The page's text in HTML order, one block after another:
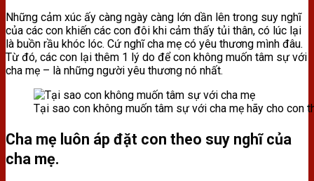
Những cảm xúc ấy càng ngày càng lớn dần lên trong suy nghĩ
của các con khiến các con đôi khi cảm thấy tủi thân, có lúc lại
là buồn rầu khóc lóc. Cứ nghĩ cha mẹ có yêu thương mình đâu.
Từ đó, các con lại thêm 1 lý do để con không muốn tâm sự với
cha mẹ – là những người yêu thương nó nhất.
Tại sao con không muốn tâm sự với cha mẹ hãy cho con
Cha mẹ luôn áp đặt con theo suy nghĩ của
cha mẹ.